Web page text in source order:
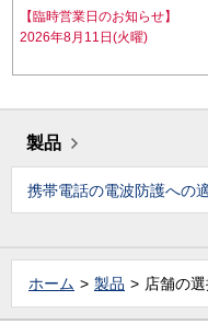
【臨時営業日のお知らせ】
2026年8月11日(火曜)
製品
携帯電話の電波防護への
ホーム 製品 店舗の